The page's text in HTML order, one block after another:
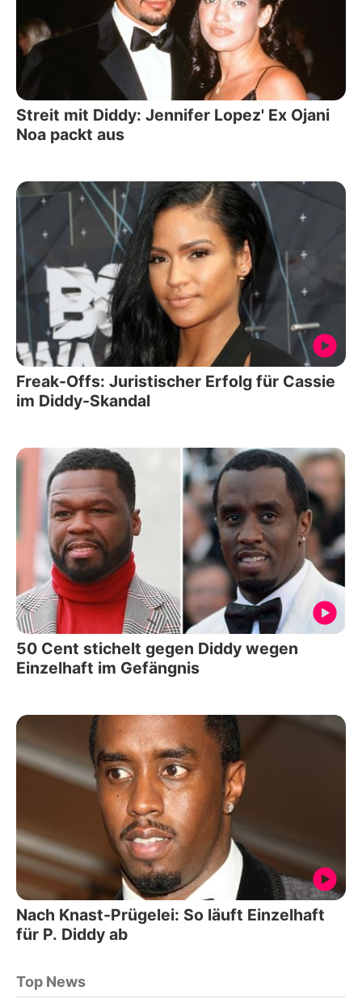
Streit mit Diddy: Jennifer Lopez' Ex Ojani
Noa packt aus
Freak-Offs: Juristischer Erfolg für Cassie
im Diddy-Skandal
50 Cent stichelt gegen Diddy wegen
Einzelhaft im Gefängnis
Nach Knast-Prügelei: So läuft Einzelhaft
für P. Diddy ab
Top News